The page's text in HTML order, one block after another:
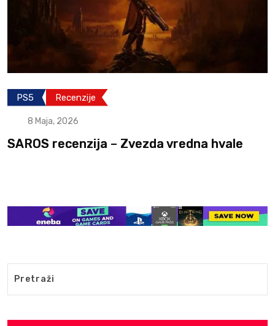
PS5 Recenzije
8 Maja, 2026
SAROS recenzija – Zvezda vredna hvale